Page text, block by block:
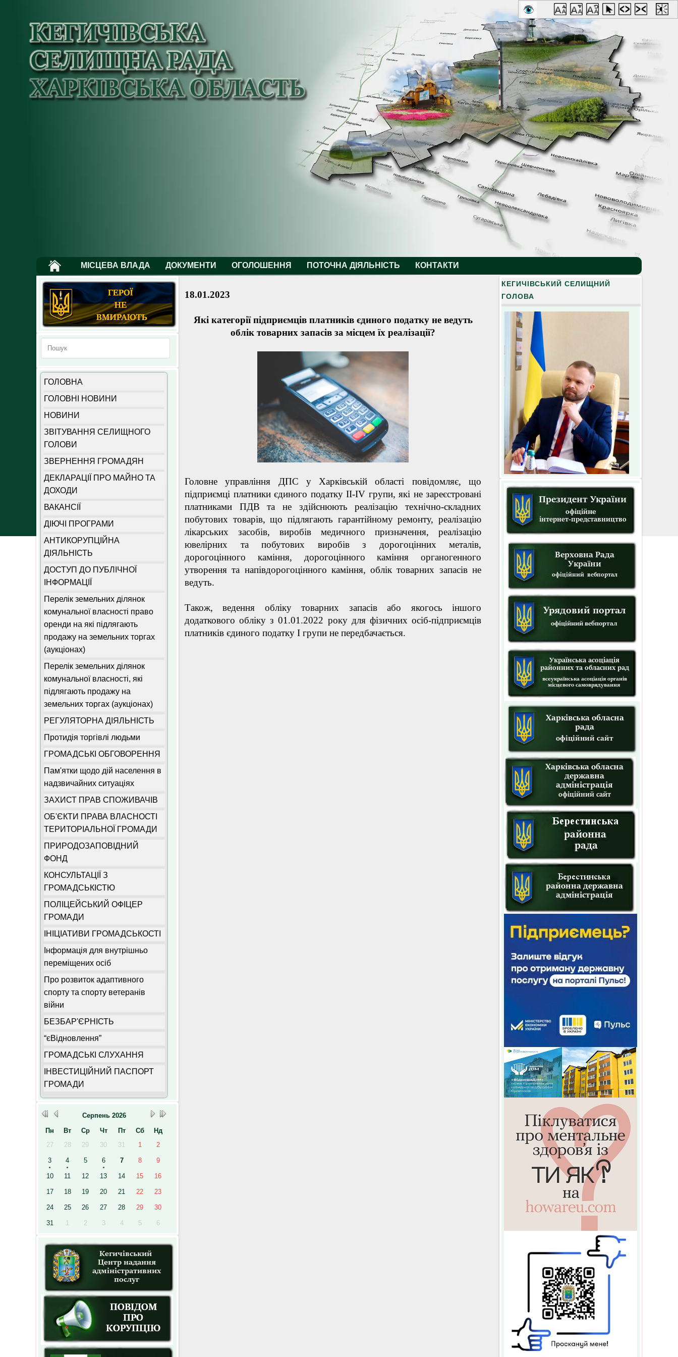
by
МІСЦЕВА ВЛАДА ДОКУМЕНТИ ОГОЛОШЕННЯ ПОТОЧНА ДІЯЛЬНІСТЬ КОНТАКТИ
ГОЛОВНА
ГОЛОВНІ НОВИНИ
НОВИНИ
ЗВІТУВАННЯ СЕЛИЩНОГО
ГОЛОВИ
ЗВЕРНЕННЯ ГРОМАДЯН
ДЕКЛАРАЦІЇ ПРО МАЙНО ТА
ДОХОДИ
ВАКАНСІЇ
ДІЮЧІ ПРОГРАМИ
АНТИКОРУПЦІЙНА
ДІЯЛЬНІСТЬ
ДОСТУП ДО ПУБЛІЧНОЇ
ІНФОРМАЦІЇ
Перелік земельних ділянок
комунальної власності право
оренди на які підлягають
продажу на земельних торгах
(аукціонах)
Перелік земельних ділянок
комунальної власності, які
підлягають продажу на
земельних торгах (аукціонах)
РЕГУЛЯТОРНА ДІЯЛЬНІСТЬ
Протидія торгівлі людьми
ГРОМАДСЬКІ ОБГОВОРЕННЯ
Пам'ятки щодо дій населення в
надзвичайних ситуаціях
ЗАХИСТ ПРАВ СПОЖИВАЧІВ
ОБ'ЄКТИ ПРАВА ВЛАСНОСТІ
ТЕРИТОРІАЛЬНОЇ ГРОМАДИ
ПРИРОДОЗАПОВІДНИЙ
ФОНД
КОНСУЛЬТАЦІЇ З
ГРОМАДСЬКІСТЮ
ПОЛІЦЕЙСЬКИЙ ОФІЦЕР
ГРОМАДИ
ІНІЦІАТИВИ ГРОМАДСЬКОСТІ
Інформація для внутрішньо
переміщених осіб
Про розвиток адаптивного
спорту та спорту ветеранів
війни
БЕЗБАР'ЄРНІСТЬ
“єВідновлення”
ГРОМАДСЬКІ СЛУХАННЯ
ІНВЕСТИЦІЙНИЙ ПАСПОРТ
ГРОМАДИ
Серпень 2026
Пн
Вт Ср Чт Пт Сб
Нд
27
28 29 30 31 1 2
3 4 5 6 7 8 9
10 11 12 13 14 15 16
17 18 19 20 21 22 23
24 25 26 27 28 29 30
31 1 2 3 4 5 6
КЕГИЧІВСЬКИЙ СЕЛИЩНИЙ
ГОЛОВА
18.01.2023
Які категорії підприємців платників єдиного податку не ведуть
облік товарних запасів за місцем їх реалізації?
Головне управління ДПС у Харківській області повідомляє, що
підприємці платники єдиного податку ІІ-IV групи, які не зареєстровані
платниками ПДВ та не здійснюють реалізацію технічно-складних
побутових товарів, що підлягають гарантійному ремонту, реалізацію
лікарських засобів, виробів медичного призначення, реалізацію
ювелірних та побутових виробів з дорогоцінних металів,
дорогоцінного каміння, дорогоцінного каміння органогенного
утворення та напівдорогоцінного каміння, облік товарних запасів не
ведуть.
Також, ведення обліку товарних запасів або якогось іншого
додаткового обліку з 01.01.2022 року для фізичних осіб-підприємців
платників єдиного податку І групи не передбачається.